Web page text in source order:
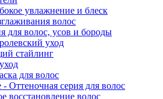
увлажнение и блеск
волос
для волос, усов и бороды
уход
стайлинг
для волос
Оттеночная серия для волос
восстановление волос